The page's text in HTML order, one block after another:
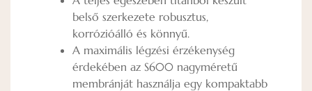
belső szerkezete robusztus,
korrózióálló és könnyű.
A maximális légzési érzékenység
érdekében az S600 nagyméretű
membránját használja egy kompaktabb